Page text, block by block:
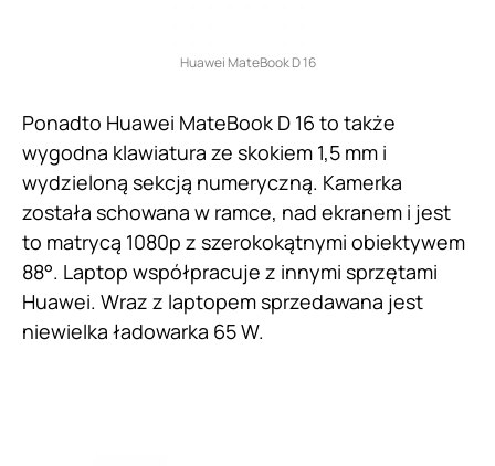
Huawei MateBook D 16
Ponadto Huawei MateBook D 16 to także
wygodna klawiatura ze skokiem 1,5 mm i
wydzieloną sekcją numeryczną. Kamerka
została schowana w ramce, nad ekranem i jest
to matrycą 1080p z szerokokątnymi obiektywem
88°. Laptop współpracuje z innymi sprzętami
Huawei. Wraz z laptopem sprzedawana jest
niewielka ładowarka 65 W.